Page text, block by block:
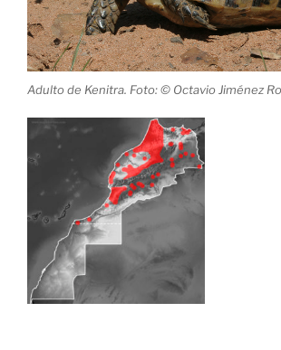
Adulto de Kenitra. Foto: © Octavio Jiménez